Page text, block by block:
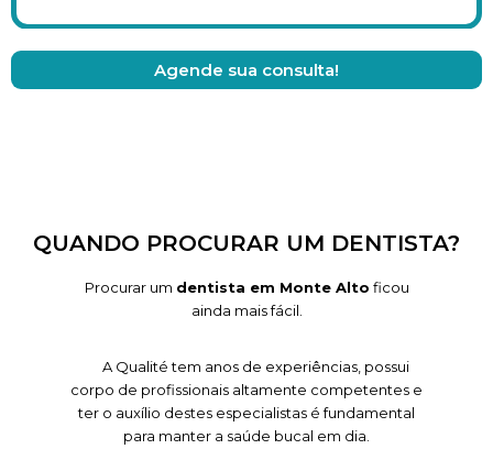
Agende sua consulta!
QUANDO PROCURAR UM DENTISTA?
Procurar um dentista em Monte Alto ficou
ainda mais fácil.
A Qualité tem anos de experiências, possui
corpo de profissionais altamente competentes e
ter o auxílio destes especialistas é fundamental
para manter a saúde bucal em dia.